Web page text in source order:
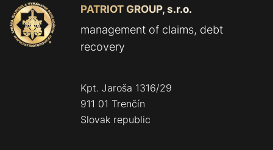
PATRIOT GROUP, s.r.o.
management of claims, debt
recovery
Kpt. Jaroša 1316/29
911 01 Trenčín
Slovak republic